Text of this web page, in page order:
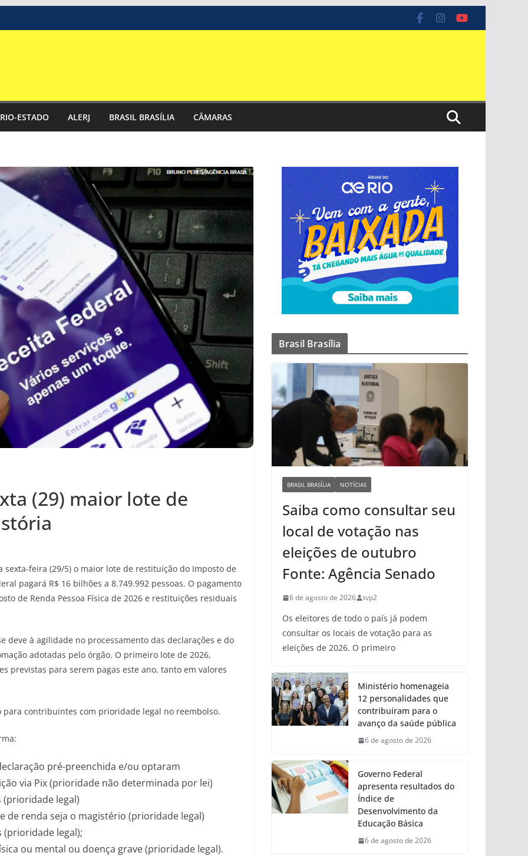
RIO-ESTADO ALERJ BRASIL BRASÍLIA CÂMARAS
(29) maior lote de
feira (29/5) o maior lote de restituição do Imposto de
pagará R$ 16 bilhões a 8.749.992 pessoas. O pagamento
de Renda Pessoa Física de 2026 e restituições residuais
deve à agilidade no processamento das declarações e do
adotadas pelo órgão. O primeiro lote de 2026,
previstas para serem pagas este ano, tanto em valores
para contribuintes com prioridade legal no reembolso.
pré-preenchida e/ou optaram
via Pix (prioridade não determinada por lei)
(prioridade legal)
de renda seja o magistério (prioridade legal)
(prioridade legal);
ou mental ou doença grave (prioridade legal).
Brasil Brasília
BRASIL BRASÍLIA NOTÍCIAS
Saiba como consultar seu
local de votação nas
eleições de outubro
Fonte: Agência Senado
6 de agosto de 2026 tvp2
Os eleitores de todo o país já podem
consultar os locais de votação para as
eleições de 2026. O primeiro
Ministério homenageia
12 personalidades que
contribuíram para o
avanço da saúde pública
6 de agosto de 2026
Governo Federal
apresenta resultados do
Índice de
Desenvolvimento da
Educação Básica
6 de agosto de 2026